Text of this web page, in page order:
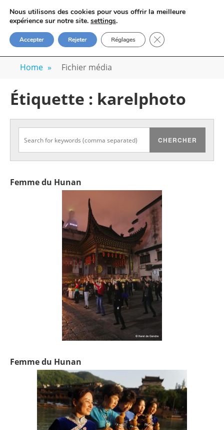
content
VOYAGE-PHOTO
Apprenez la photo avec un photographe
professionnel
Home » Fichier média
Étiquette : karelphoto
Femme du Hunan
Femme du Hunan
Nous utilisons des cookies pour vous offrir la meilleure
expérience sur notre site. settings.
Accepter Rejeter Réglages FERMER LA